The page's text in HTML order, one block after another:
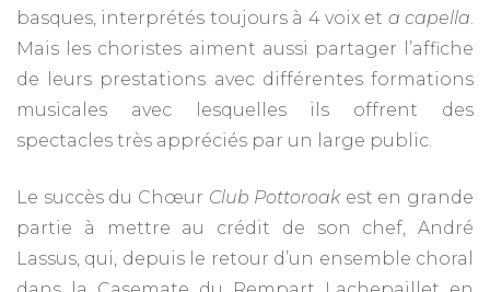
basques, interprétés toujours à 4 voix et a capella.
Mais les choristes aiment aussi partager l’affiche
de leurs prestations avec différentes formations
musicales avec lesquelles ils offrent des
spectacles très appréciés par un large public.
Le succès du Chœur Club Pottoroakest en grande
partie à mettre au crédit de son chef, André
Lassus, qui, depuis le retour d’un ensemble choral